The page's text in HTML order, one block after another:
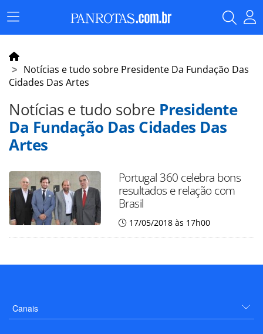
Menu
Principal
Notícias e tudo sobre Presidente Da Fundação Das
Cidades Das Artes
Notícias e tudo sobre Presidente
Da Fundação Das Cidades Das
Artes
Portugal 360 celebra bons
resultados e relação com
Brasil
17/05/2018 às 17h00
Canais